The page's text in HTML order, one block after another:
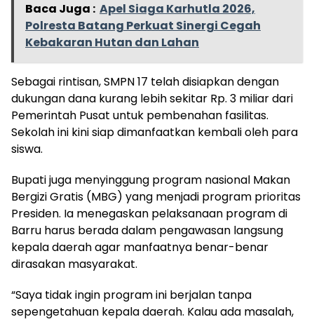
Baca Juga : Apel Siaga Karhutla 2026,
Polresta Batang Perkuat Sinergi Cegah
Kebakaran Hutan dan Lahan
Sebagai rintisan, SMPN 17 telah disiapkan dengan
dukungan dana kurang lebih sekitar Rp. 3 miliar dari
Pemerintah Pusat untuk pembenahan fasilitas.
Sekolah ini kini siap dimanfaatkan kembali oleh para
siswa.
Bupati juga menyinggung program nasional Makan
Bergizi Gratis (MBG) yang menjadi program prioritas
Presiden. Ia menegaskan pelaksanaan program di
Barru harus berada dalam pengawasan langsung
kepala daerah agar manfaatnya benar-benar
dirasakan masyarakat.
“Saya tidak ingin program ini berjalan tanpa
sepengetahuan kepala daerah. Kalau ada masalah,